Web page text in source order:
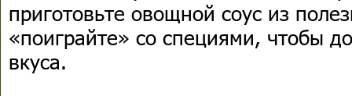
приготовьте овощной соус из
«поиграйте» со специями, чтобы
вкуса.